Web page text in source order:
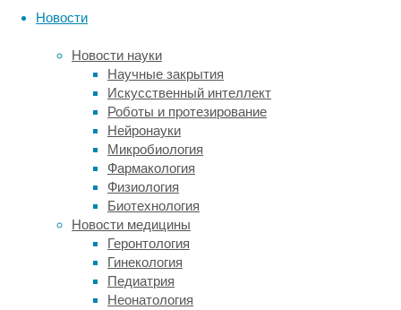
Новости
Новости науки
Научные закрытия
Искусственный интеллект
Роботы и протезирование
Нейронауки
Микробиология
Фармакология
Физиология
Биотехнология
Новости медицины
Геронтология
Гинекология
Педиатрия
Неонатология
исследователи
провели
эксперимент
фМРТ-
сканированием
здоровых
участников,
котором
испытуемые
определяли,
можно